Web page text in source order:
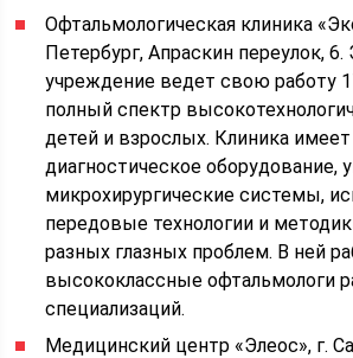
Офтальмологическая клиника
Петербург, Апраскин переулок,
учреждение ведет свою работу
полный спектр
детей и взрослых. Клиника
диагностическое оборудование,
микрохирургические системы,
передовые технологии и
разных глазных проблем. В ней
высококлассные офтальмологи
специализаций.
Медицинский центр «Элеос», г.